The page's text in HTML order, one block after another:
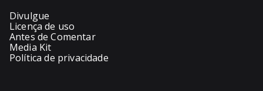
Divulgue
Licença de uso
Antes de Comentar
Media Kit
Política de privacidade